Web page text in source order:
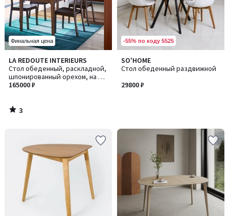
Финальная цена
LA REDOUTE INTERIEURS
Стол обеденный, раскладной,
шпонированный орехом, на 6-
10 персон, VINTELE / ВИНТЕЛЬ
165000 ₽
3
/
5
3
/
-55% по коду 5525
SO'HOME
Стол обеденный раздвижной
29800 ₽